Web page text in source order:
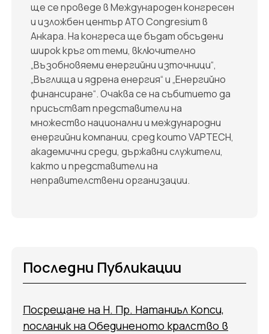
ще се проведе в Международен конгресен
и изложбен център ATO Congresium в
Анкара. На конгреса ще бъдат обсъдени
широк кръг от теми, включително
„Възобновяеми енергийни източници“,
„Въглища и ядрена енергия“ и „Енергийно
финансиране“. Очаква се на събитието да
присъстват представители на
множество национални и международни
енергийни компании, сред които VAPTECH,
академични среди, държавни служители,
както и представители на
неправителствени организации.
Последни Публикации
Посрещане на Н. Пр. Натаниъл Копси,
посланик на Обединеното кралство в